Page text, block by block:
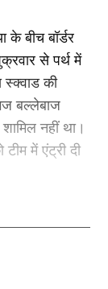
बीच बॉर्डर
से पर्थ में
स्क्वाड की
बल्लेबाज
नहीं था।
में एंट्री दी